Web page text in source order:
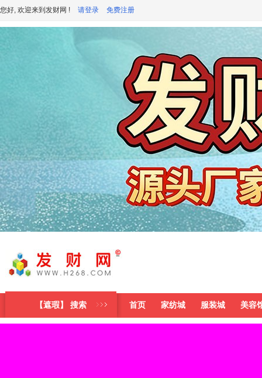
您好, 欢迎来到发财网 ! 请登录 免费注册
【遮瑕】 搜索 首页 家纺城 服装城 美容